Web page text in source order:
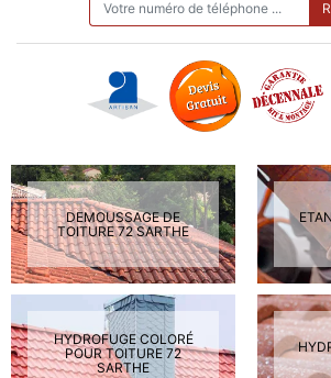
DEMOUSSAGE DE
TOITURE 72 SARTHE
HYDROFUGE COLORÉ
POUR TOITURE 72
SARTHE